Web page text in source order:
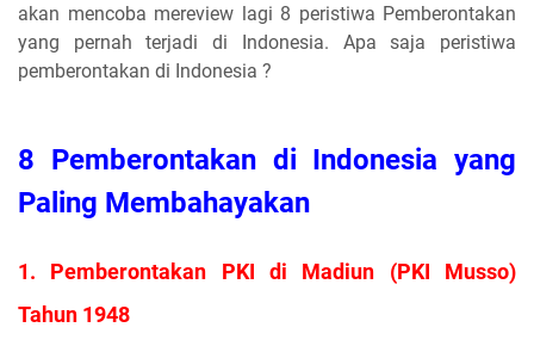
akan mencoba mereview lagi 8 peristiwa Pemberontakan
yang pernah terjadi di Indonesia. Apa saja peristiwa
pemberontakan di Indonesia ?
8 Pemberontakan di Indonesia yang
Paling Membahayakan
1. Pemberontakan PKI di Madiun (PKI Musso)
Tahun 1948